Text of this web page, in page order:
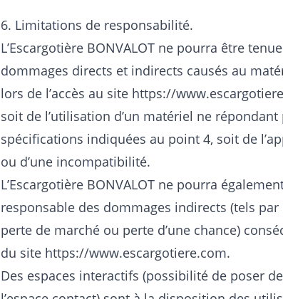
6. Limitations de responsabilité.
L’Escargotière BONVALOT ne pourra être
dommages directs et indirects causés au
lors de l’accès au site https://
soit de l’utilisation d’un matériel ne répondant
spécifications indiquées au point 4, soit de
ou d’une incompatibilité.
L’Escargotière BONVALOT ne pourra
responsable des dommages indirects (tels par
perte de marché ou perte d’une chance)
du site https://www.escargotiere.com.
Des espaces interactifs (possibilité de poser